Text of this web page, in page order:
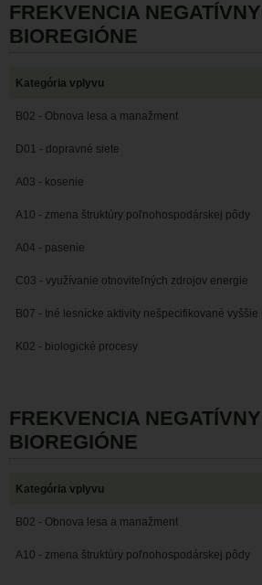
FREKVENCIA
BIOREGIÓNE
Kategória vplyvu
B02 - Obnova lesa a manažment
D01 - dopravné siete
A03 - kosenie
A10 - zmena štruktúry poľnohospodárskej pôdy
A04 - pasenie
C03 - využívanie otnoviteľných zdrojov energie
B07 - Iné lesnícke aktivity nešpecifikované vyššie
K02 - biologické procesy
FREKVENCIA
BIOREGIÓNE
Kategória vplyvu
B02 - Obnova lesa a manažment
A10 - zmena štruktúry poľnohospodárskej pôdy